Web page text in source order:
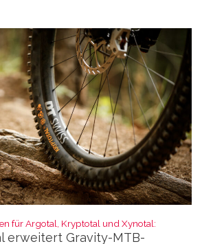
für Argotal, Kryptotal und Xynotal:
erweitert Gravity-MTB-